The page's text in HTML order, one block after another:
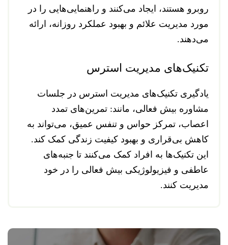
روبرو هستند، ایجاد می‌کنند و راهنمایی‌هایی را در
مورد مدیریت علائم و بهبود عملکرد روزانه، ارائه
می‌دهند.
تکنیک‌های مدیریت استرس
یادگیری تکنیک‌های مدیریت استرس در جلسات
مشاوره بیش فعالی، مانند: تمرین‌های تمدد
اعصاب، تمرکز حواس و تنفس عمیق، می‌تواند به
کاهش بی‌قراری و بهبود کیفیت زندگی کمک کند.
این تکنیک‌ها به افراد کمک می‌کنند تا جنبه‌های
عاطفی و فیزیولوژیکی بیش فعالی را در خود
مدیریت کنند.